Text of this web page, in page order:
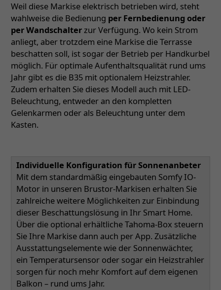
Weil diese Markise elektrisch betrieben wird, steht
wahlweise die Bedienung per Fernbedienung oder
per Wandschalterzur Verfügung. Wo kein Strom
anliegt, aber trotzdem eine Markise die Terrasse
beschatten soll, ist sogar der Betrieb per Handkurbel
möglich. Für optimale Aufenthaltsqualität rund ums
Jahr gibt es die B35 mit optionalem Heizstrahler.
Zudem erhalten Sie dieses Modell auch mit LED-
Beleuchtung, entweder an den kompletten
Gelenkarmen oder als Beleuchtung unter dem
Kasten.
Individuelle Konfiguration für Sonnenanbeter
Mit dem standardmäßig eingebauten Somfy IO-
Motor in unseren Brustor-Markisen erhalten Sie
zahlreiche weitere Möglichkeiten zur Einbindung
dieser Beschattungslösung in Ihr Smart Home.
Über die optional erhältliche Tahoma-Box steuern
Sie Ihre Markise dann auch per App. Zusätzliche
Ausstattungselemente wie der Sonnenwächter,
ein Temperatursensor oder sogar ein Heizstrahler
sorgen für noch mehr Komfort auf dem eigenen
Balkon – rund ums Jahr.